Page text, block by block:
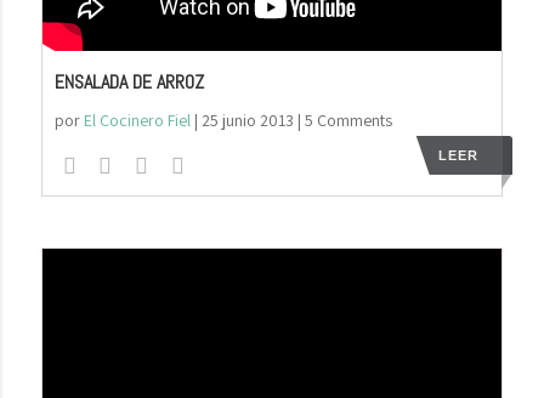
ENSALADA DE ARROZ
por El Cocinero Fiel| 25 junio 2013 | 5 Comments
LEER